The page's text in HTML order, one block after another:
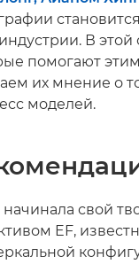
В
помогают
их мнение о
моделей.
свой
EF,